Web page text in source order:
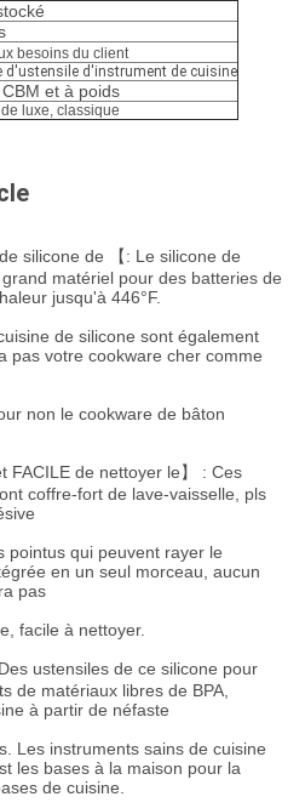
besoins du client
d'ustensile d'instrument de cuisine
et à poids
luxe, classique
silicone de 【: Le silicone de
matériel pour des batteries de
jusqu'à 446°F.
de silicone sont également
pas votre cookware cher comme
non le cookware de bâton
FACILE de nettoyer le】 : Ces
coffre-fort de lave-vaisselle, pls
pointus qui peuvent rayer le
en un seul morceau, aucun
pas
facile à nettoyer.
ustensiles de ce silicone pour
de matériaux libres de BPA,
à partir de néfaste
Les instruments sains de cuisine
les bases à la maison pour la
de cuisine.